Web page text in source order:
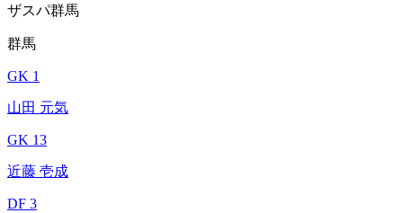
ザスパ群馬
群馬
GK 1
山田 元気
GK 13
近藤 壱成
DF 3